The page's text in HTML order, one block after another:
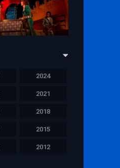
2024
2021
2018
2015
2012